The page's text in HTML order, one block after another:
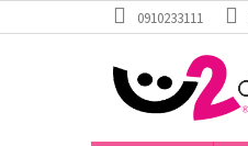
na
0910233111